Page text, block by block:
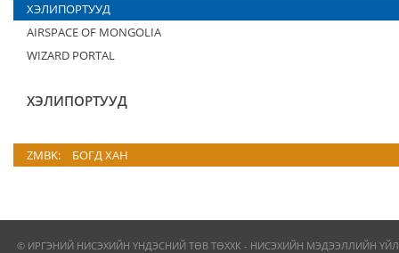
ХЭЛИПОРТУУД
AIRSPACE OF MONGOLIA
WIZARD PORTAL
ХЭЛИПОРТУУД
ZMBK: БОГД ХАН
© ИРГЭНИЙ НИСЭХИЙН ҮНДЭСНИЙ ТӨВ ТӨХХК - НИСЭХИЙН МЭДЭЭЛЛИЙН